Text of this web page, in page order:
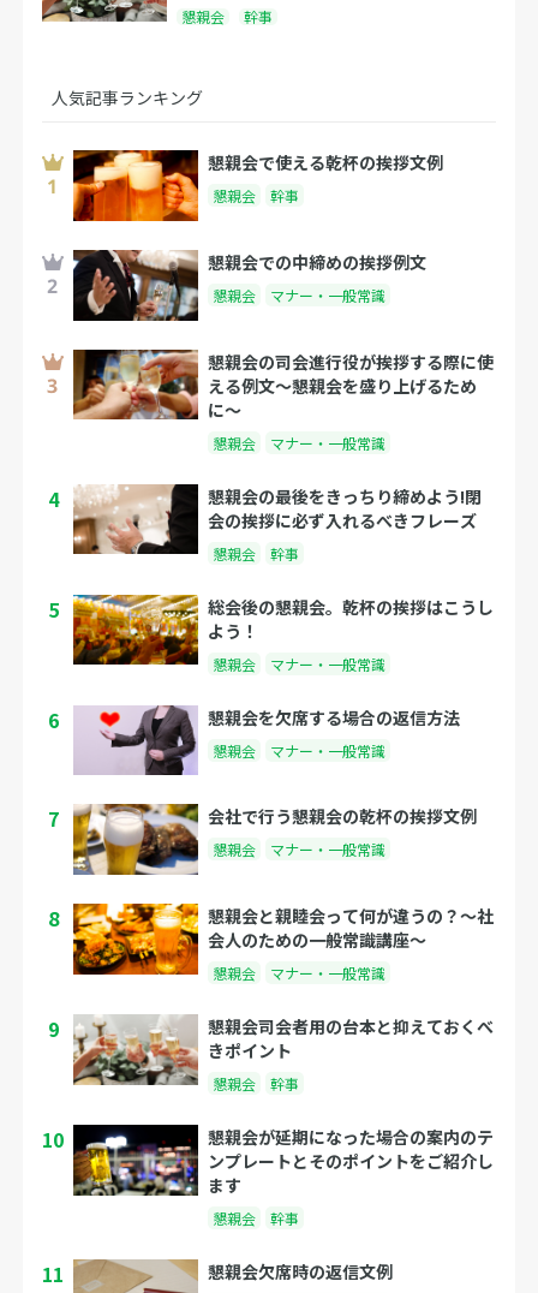
懇親会 幹事
人気記事ランキング
懇親会で使える乾杯の挨拶文例
懇親会 幹事
懇親会での中締めの挨拶例文
懇親会 マナー・一般常識
懇親会の司会進行役が挨拶する際に使
える例文〜懇親会を盛り上げるため
に〜
懇親会 マナー・一般常識
4
懇親会の最後をきっちり締めよう!閉
会の挨拶に必ず入れるべきフレーズ
懇親会 幹事
5
総会後の懇親会。乾杯の挨拶はこうし
よう！
懇親会 マナー・一般常識
6 懇親会を欠席する場合の返信方法
懇親会 マナー・一般常識
7 会社で行う懇親会の乾杯の挨拶文例
懇親会 マナー・一般常識
8
懇親会と親睦会って何が違うの？〜社
会人のための一般常識講座〜
懇親会 マナー・一般常識
9
懇親会司会者用の台本と抑えておくべ
きポイント
懇親会 幹事
10
懇親会が延期になった場合の案内のテ
ンプレートとそのポイントをご紹介し
ます
懇親会 幹事
11 懇親会欠席時の返信文例